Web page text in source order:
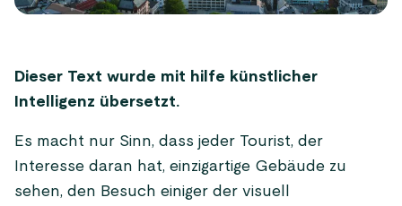
Dieser Text wurde mit hilfe künstlicher
Intelligenz übersetzt.
Es macht nur Sinn, dass jeder Tourist, der
Interesse daran hat, einzigartige Gebäude zu
sehen, den Besuch einiger der visuell